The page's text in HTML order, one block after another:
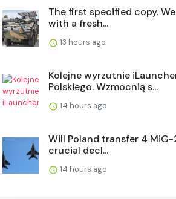
The first specified copy.
with a fresh...
13 hours ago
Kolejne wyrzutnie
Polskiego. Wzmocnią s...
14 hours ago
Will Poland transfer 4 MiG-
crucial decl...
14 hours ago